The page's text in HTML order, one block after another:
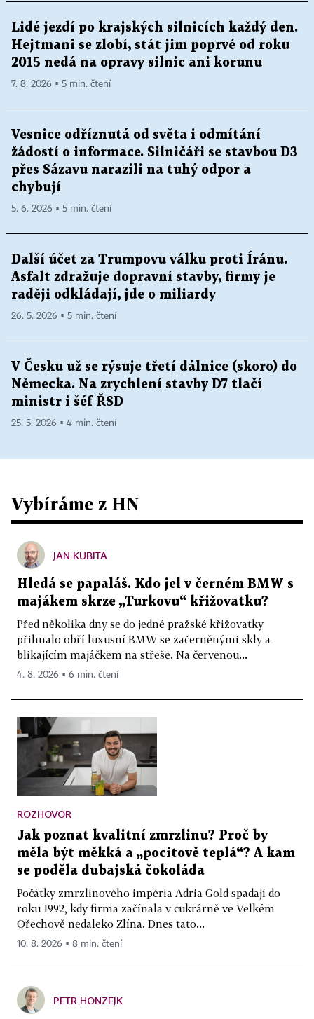
Lidé jezdí po krajských silnicích každý den.
Hejtmani se zlobí, stát jim poprvé od roku
2015 nedá na opravy silnic ani korunu
7. 8. 2026 ▪ 5 min. čtení
Vesnice odříznutá od světa i odmítání
žádostí o informace. Silničáři se stavbou D3
přes Sázavu narazili na tuhý odpor a
chybují
5. 6. 2026 ▪ 5 min. čtení
Další účet za Trumpovu válku proti Íránu.
Asfalt zdražuje dopravní stavby, firmy je
raději odkládají, jde o miliardy
26. 5. 2026 ▪ 5 min. čtení
V Česku už se rýsuje třetí dálnice (skoro) do
Německa. Na zrychlení stavby D7 tlačí
ministr i šéf ŘSD
25. 5. 2026 ▪ 4 min. čtení
Vybíráme z HN
JAN KUBITA
Hledá se papaláš. Kdo jel v černém BMW s
majákem skrze „Turkovu“ křižovatku?
Před několika dny se do jedné pražské křižovatky
přihnalo obří luxusní BMW se začerněnými skly a
blikajícím majáčkem na střeše. Na červenou...
4. 8. 2026 ▪ 6 min. čtení
ROZHOVOR
Jak poznat kvalitní zmrzlinu? Proč by
měla být měkká a „pocitově teplá“? A kam
se poděla dubajská čokoláda
Počátky zmrzlinového impéria Adria Gold spadají do
roku 1992, kdy firma začínala v cukrárně ve Velkém
Ořechově nedaleko Zlína. Dnes tato...
10. 8. 2026 ▪ 8 min. čtení
PETR HONZEJK